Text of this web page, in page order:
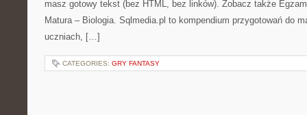
masz gotowy tekst (bez HTML, bez linków). Zobacz także
Matura – Biologia. Sqlmedia.pl to kompendium przygotowań do
uczniach, […]
CATEGORIES: GRY FANTASY